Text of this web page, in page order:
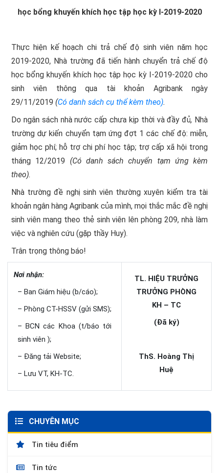
học bổng khuyến khích học tập học kỳ I-2019-2020
Thực hiện kế hoạch chi trả chế độ sinh viên năm học
2019-2020, Nhà trường đã tiến hành chuyển trả chế độ
học bổng khuyến khích học tập học kỳ I-2019-2020 cho
sinh viên thông qua tài khoản Agribank ngày
29/11/2019 (Có danh sách cụ thể kèm theo).
Do ngân sách nhà nước cấp chưa kịp thời và đầy đủ, Nhà
trường dự kiến chuyển tạm ứng đợt 1 các chế độ: miễn,
giảm học phí; hỗ trợ chi phí học tập; trợ cấp xã hội trong
tháng 12/2019 (Có danh sách chuyển tạm ứng kèm
theo).
Nhà trường đề nghị sinh viên thường xuyên kiểm tra tài
khoản ngân hàng Agribank của mình, mọi thắc mắc đề nghị
sinh viên mang theo thẻ sinh viên lên phòng 209, nhà làm
việc và nghiên cứu (gặp thầy Huy).
Trân trọng thông báo!
Nơi nhận:
– Ban Giám hiệu (b/cáo);
– Phòng CT-HSSV (gửi SMS);
– BCN các Khoa (t/báo tới
sinh viên );
– Đăng tải Website;
– Lưu VT, KH-TC.
TL. HIỆU TRƯỞNG
TRƯỞNG PHÒNG
KH – TC
(Đã ký)
ThS. Hoàng Thị
Huệ
CHUYÊN MỤC
Tin tiêu điểm
Tin tức